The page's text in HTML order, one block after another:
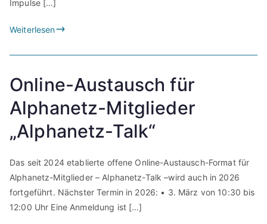
Impulse […]
Weiterlesen
Online-Austausch für
Alphanetz-Mitglieder
„Alphanetz-Talk“
Das seit 2024 etablierte offene Online-Austausch-Format für
Alphanetz-Mitglieder – Alphanetz-Talk –wird auch in 2026
fortgeführt. Nächster Termin in 2026: • 3. März von 10:30 bis
12:00 Uhr Eine Anmeldung ist […]